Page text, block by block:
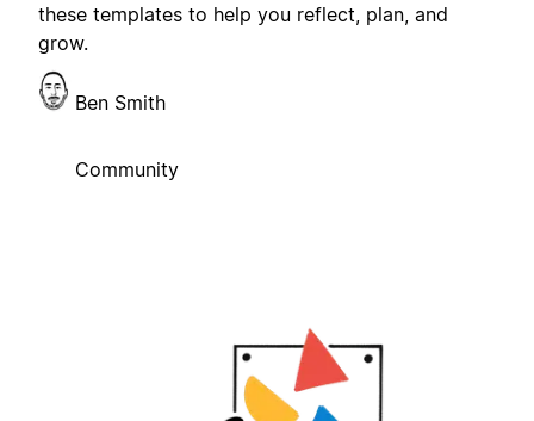
these templates to help you reflect, plan, and
grow.
Ben Smith
Community